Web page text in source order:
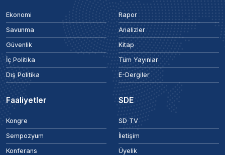
Ekonomi
Savunma
Güvenlik
İç Politika
Dış Politika
Rapor
Analizler
Kitap
Tüm Yayınlar
E-Dergiler
Faaliyetler
Kongre
Sempozyum
Konferans
SDE
SD TV
İletişim
Üyelik